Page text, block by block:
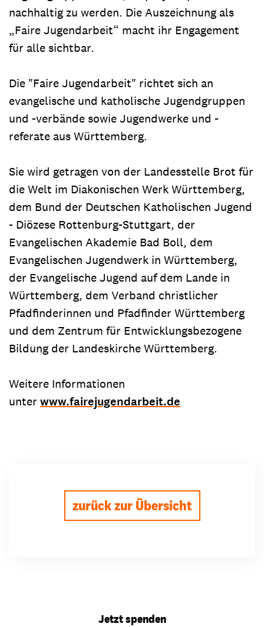
nachhaltig zu werden. Die Auszeichnung als
„Faire Jugendarbeit“ macht ihr Engagement
für alle sichtbar.
Die "Faire Jugendarbeit" richtet sich an
evangelische und katholische Jugendgruppen
und -verbände sowie Jugendwerke und -
referate aus Württemberg.
Sie wird getragen von der Landesstelle Brot für
die Welt im Diakonischen Werk Württemberg,
dem Bund der Deutschen Katholischen Jugend
- Diözese Rottenburg-Stuttgart, der
Evangelischen Akademie Bad Boll, dem
Evangelischen Jugendwerk in Württemberg,
der Evangelische Jugend auf dem Lande in
Württemberg, dem Verband christlicher
Pfadfinderinnen und Pfadfinder Württemberg
und dem Zentrum für Entwicklungsbezogene
Bildung der Landeskirche Württemberg.
Weitere Informationen
unter www.fairejugendarbeit.de
zurück zur Übersicht
Jetzt spenden